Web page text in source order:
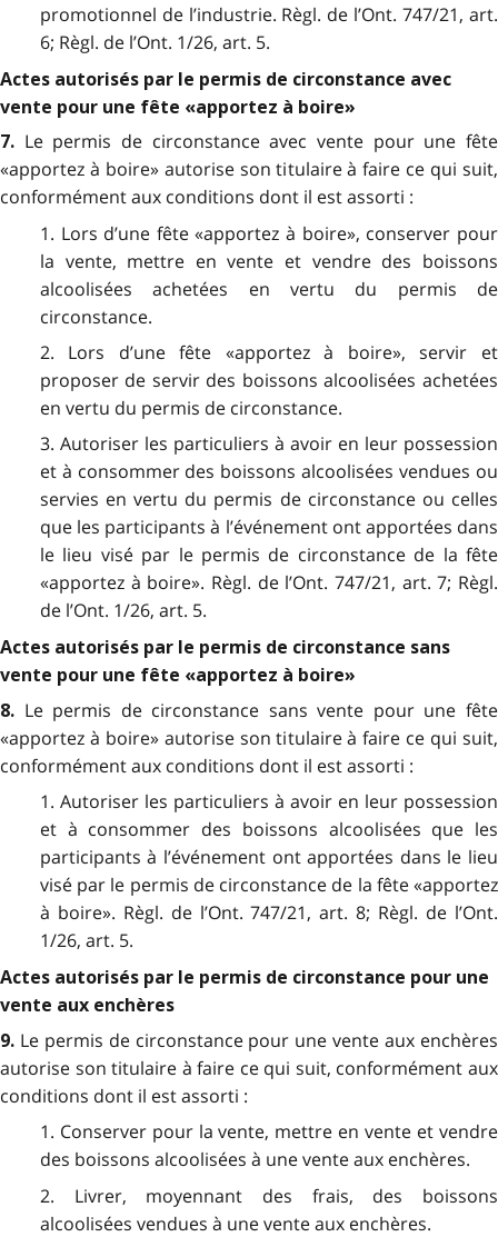
promotionnel de l’industrie. Règl. de l’Ont. 747/21, art.
6; Règl. de l’Ont. 1/26, art. 5.
Actes autorisés par le permis de circonstance avec
vente pour une fête «apportez à boire»
7. Le permis de circonstance avec vente pour une fête
«apportez à boire» autorise son titulaire à faire ce qui suit,
conformément aux conditions dont il est assorti :
1. Lors d’une fête «apportez à boire», conserver pour
la vente, mettre en vente et vendre des boissons
alcoolisées achetées en vertu du permis de
circonstance.
2. Lors d’une fête «apportez à boire», servir et
proposer de servir des boissons alcoolisées achetées
en vertu du permis de circonstance.
3. Autoriser les particuliers à avoir en leur possession
et à consommer des boissons alcoolisées vendues ou
servies en vertu du permis de circonstance ou celles
que les participants à l’événement ont apportées dans
le lieu visé par le permis de circonstance de la fête
«apportez à boire». Règl. de l’Ont. 747/21, art. 7; Règl.
de l’Ont. 1/26, art. 5.
Actes autorisés par le permis de circonstance sans
vente pour une fête «apportez à boire»
8. Le permis de circonstance sans vente pour une fête
«apportez à boire» autorise son titulaire à faire ce qui suit,
conformément aux conditions dont il est assorti :
1. Autoriser les particuliers à avoir en leur possession
et à consommer des boissons alcoolisées que les
participants à l’événement ont apportées dans le lieu
visé par le permis de circonstance de la fête «apportez
à boire». Règl. de l’Ont. 747/21, art. 8; Règl. de l’Ont.
1/26, art. 5.
Actes autorisés par le permis de circonstance pour une
vente aux enchères
9. Le permis de circonstance pour une vente aux enchères
autorise son titulaire à faire ce qui suit, conformément aux
conditions dont il est assorti :
1. Conserver pour la vente, mettre en vente et vendre
des boissons alcoolisées à une vente aux enchères.
2. Livrer, moyennant des frais, des boissons
alcoolisées vendues à une vente aux enchères.